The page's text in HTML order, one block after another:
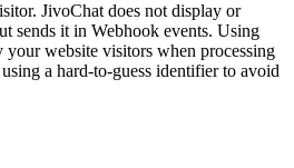
JivoChat does not display or
sends it in Webhook events. Using
website visitors when processing
a hard-to-guess identifier to avoid